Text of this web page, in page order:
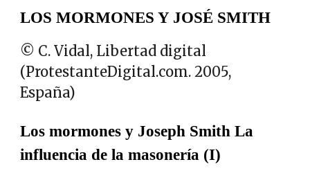
LOS MORMONES Y JOSÉ SMITH
© C. Vidal, Libertad digital
(ProtestanteDigital.com. 2005,
España)
Los mormones y Joseph Smith La
influencia de la masonería (I)